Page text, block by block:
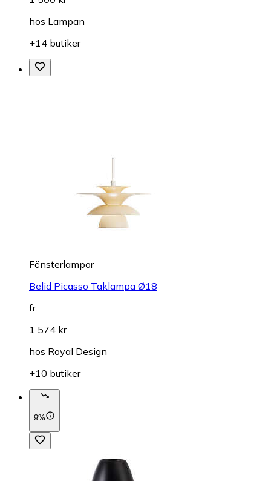
hos Lampan
+14 butiker
Fönsterlampor
Belid Picasso Taklampa Ø18
fr.
1 574 kr
hos Royal Design
+10 butiker
9%